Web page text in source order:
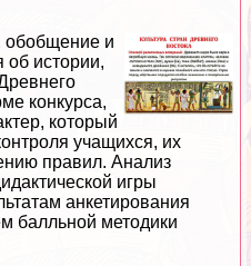
обобщение и
об истории,
конкурса,
который
учащихся, их
правил. Анализ
игры
анкетирования
балльной методики